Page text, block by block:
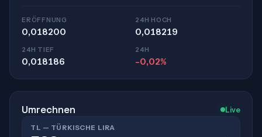
ERÖFFNUNG
0,018200
24H HOCH
0,018219
24H TIEF
0,018186
24H
-0,02%
Umrechnen Live
TL — TÜRKISCHE LIRA